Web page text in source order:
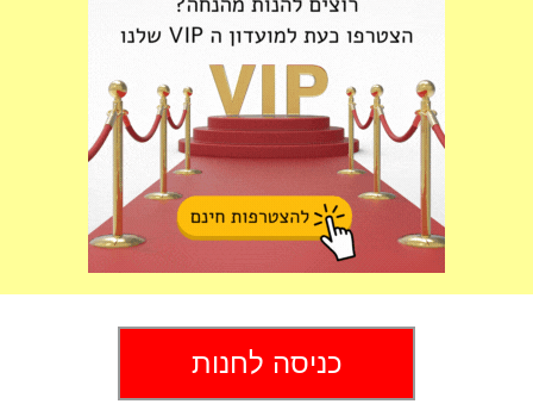
כניסה לחנות